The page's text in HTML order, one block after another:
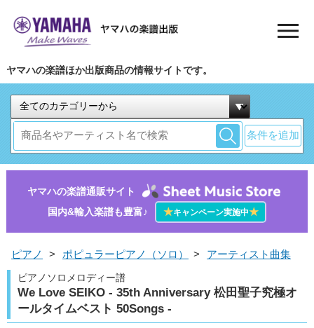
ヤマハの楽譜ほか出版商品の情報サイトです。
条件を追加
ヤマハの楽譜通販サイト
国内&輸入楽譜も豊富♪
★キャンペーン実施中★
ピアノ > ポピュラーピアノ（ソロ） > アーティスト曲集
ピアノソロメロディー譜
We Love SEIKO - 35th Anniversary 松田聖子究極オ
ールタイムベスト 50Songs -